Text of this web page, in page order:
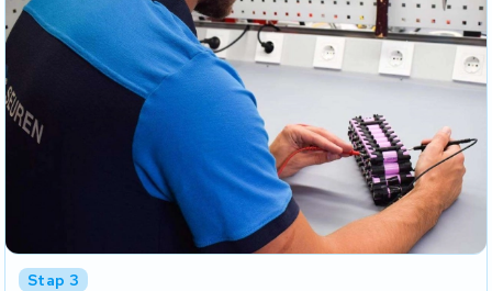
Stap 3